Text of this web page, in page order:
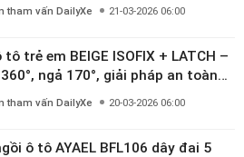
tham vấn DailyXe 21-03-2026 06:00
tô trẻ em BEIGE ISOFIX + LATCH –
ngả 170°, giải pháp an toàn
cho bé 0–10 tuổi
tham vấn DailyXe 20-03-2026 06:00
ô tô AYAEL BFL106 dây đai 5